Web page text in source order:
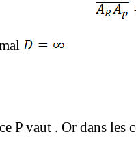
P vaut . Or dans